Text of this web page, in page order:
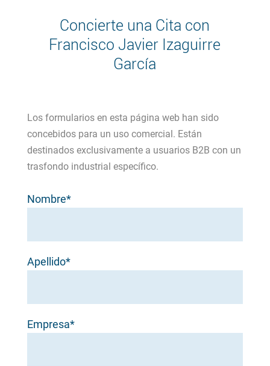
Concierte una Cita con
Francisco Javier Izaguirre
García
Los formularios en esta página web han sido
concebidos para un uso comercial. Están
destinados exclusivamente a usuarios B2B con un
trasfondo industrial específico.
Nombre*
Apellido*
Empresa*